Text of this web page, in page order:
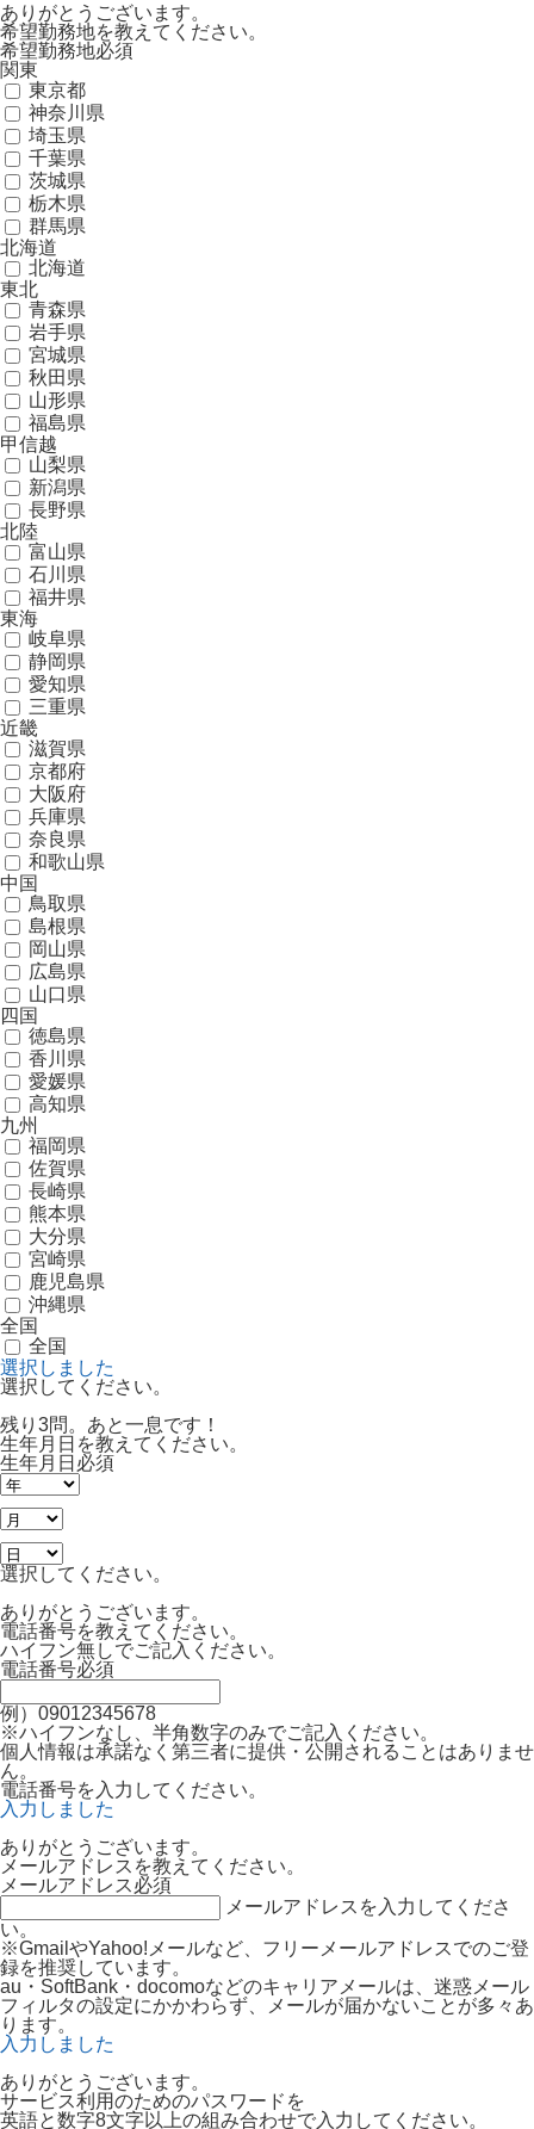
ありがとうございます。
希望勤務地を教えてください。
希望勤務地必須
関東
東京都
神奈川県
埼玉県
千葉県
茨城県
栃木県
群馬県
北海道
北海道
東北
青森県
岩手県
宮城県
秋田県
山形県
福島県
甲信越
山梨県
新潟県
長野県
北陸
富山県
石川県
福井県
東海
岐阜県
静岡県
愛知県
三重県
近畿
滋賀県
京都府
大阪府
兵庫県
奈良県
和歌山県
中国
鳥取県
島根県
岡山県
広島県
山口県
四国
徳島県
香川県
愛媛県
高知県
九州
福岡県
佐賀県
長崎県
熊本県
大分県
宮崎県
鹿児島県
沖縄県
全国
全国
選択しました
選択してください。
残り3問。あと一息です！
生年月日を教えてください。
生年月日 必須
選択してください。
ありがとうございます。
電話番号を教えてください。
ハイフン無しでご記入ください。
電話番号必須
例）09012345678
※ハイフンなし、半角数字のみでご記入ください。
個人情報は承諾なく第三者に提供・公開されることはありませ
ん。
電話番号を入力してください。
入力しました
ありがとうございます。
メールアドレスを教えてください。
メールアドレス必須
メールアドレスを入力してくださ
い。
※GmailやYahoo!メールなど、フリーメールアドレスでのご登
録を推奨しています。
au・SoftBank・docomoなどのキャリアメールは、迷惑メール
フィルタの設定にかかわらず、メールが届かないことが多々あ
ります。
入力しました
ありがとうございます。
サービス利用のためのパスワードを
英語と数字8文字以上の組み合わせで入力してください。